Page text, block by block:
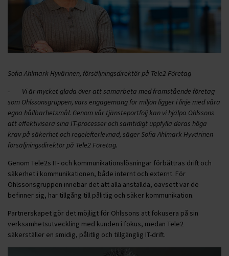
Sofia Ahlmark Hyvärinen, försäljningsdirektör på Tele2 Företag
-
Vi är mycket glada över att samarbeta med framstående företag
som Ohlssonsgruppen, vars engagemang för miljön ligger i linje med våra
egna hållbarhetsmål. Genom vår tjänsteportfölj kan vi hjälpa Ohlssons
att effektivisera sina IT-processer och samtidigt uppfylla deras höga
krav på säkerhet och regelefterlevnad, säger Sofia Ahlmark Hyvärinen
försäljningsdirektör på Tele2 Företag.
Genom Tele2s IT- och kommunikationslösningar förbättras drift och
säkerhet i kommunikationen, både internt och externt. För
Ohlssonsgruppen innebär det att alla anställda, oavsett var de
befinner sig, har tillgång till pålitlig och säker kommunikation.
Partnerskapet gör det möjligt för Ohlssons att fokusera på sin
verksamhetsutveckling med kunden i fokus, medan Tele2
säkerställer en smidig, pålitlig och tillgänglig IT-drift.